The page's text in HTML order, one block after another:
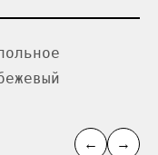
← →